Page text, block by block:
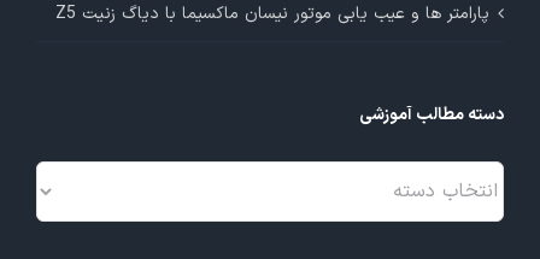
پارامتر ها و عیب یابی موتور نیسان ماکسیما با دیاگ زنیت Z5
دسته مطالب آموزشی
دسته